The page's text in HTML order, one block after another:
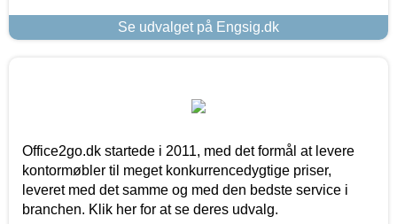
Se udvalget på Engsig.dk
Office2go.dk startede i 2011, med det formål at levere
kontormøbler til meget konkurrencedygtige priser,
leveret med det samme og med den bedste service i
branchen. Klik her for at se deres udvalg.